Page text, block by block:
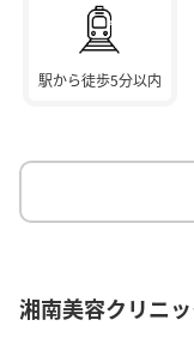
駅から徒歩5分以内
湘南美容クリニ